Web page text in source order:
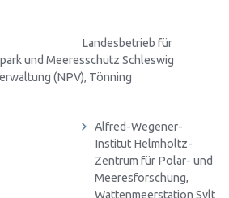
Landesbetrieb für
und Meeresschutz Schleswig
(NPV), Tönning
Alfred-Wegener-
Institut Helmholtz-
Zentrum für Polar- und
Meeresforschung,
Wattenmeerstation Sylt